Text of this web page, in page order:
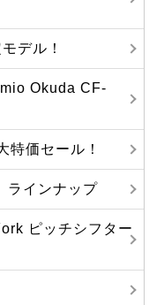
デル！
Okuda CF-
価セール！
インナップ
ピッチシフター